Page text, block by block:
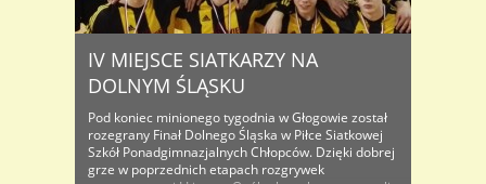
IV MIEJSCE SIATKARZY NA
DOLNYM ŚLĄSKU
Pod koniec minionego tygodnia w Głogowie został
rozegrany Finał Dolnego Śląska w Piłce Siatkowej
Szkół Ponadgimnazjalnych Chłopców. Dzięki dobrej
grze w poprzednich etapach rozgrywek